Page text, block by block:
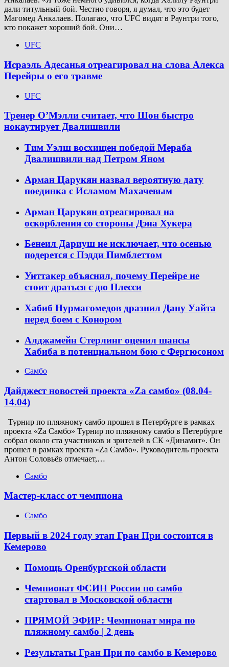
дали титульный бой. Честно говоря, я думал, что это будет
Магомед Анкалаев. Полагаю, что UFC видят в Раунтри того,
кто покажет хороший бой. Они…
UFC
Исраэль Адесанья отреагировал на слова Алекса
Перейры о его травме
UFC
Тренер О’Мэлли считает, что Шон быстро
нокаутирует Двалишвили
Тим Уэлш восхищен победой Мераба
Двалишвили над Петром Яном
Арман Царукян назвал вероятную дату
поединка с Исламом Махачевым
Арман Царукян отреагировал на
оскорбления со стороны Дэна Хукера
Бенеил Дариуш не исключает, что осенью
подерется с Пэдди Пимблеттом
Уиттакер объяснил, почему Перейре не
стоит драться с дю Плесси
Хабиб Нурмагомедов дразнил Дану Уайта
перед боем с Конором
Алджамейн Стерлинг оценил шансы
Хабиба в потенциальном бою с Фергюсоном
Самбо
Дайджест новостей проекта «Zа самбо» (08.04-
14.04)
Турнир по пляжному самбо прошел в Петербурге в рамках
проекта «Za Самбо» Турнир по пляжному самбо в Петербурге
собрал около ста участников и зрителей в СК «Динамит». Он
прошел в рамках проекта «Za Самбо». Руководитель проекта
Антон Соловьёв отмечает,…
Самбо
Мастер-класс от чемпиона
Самбо
Первый в 2024 году этап Гран При состоится в
Кемерово
Помощь Оренбургской области
Чемпионат ФСИН России по самбо
стартовал в Московской области
ПРЯМОЙ ЭФИР: Чемпионат мира по
пляжному самбо | 2 день
Результаты Гран При по самбо в Кемерово